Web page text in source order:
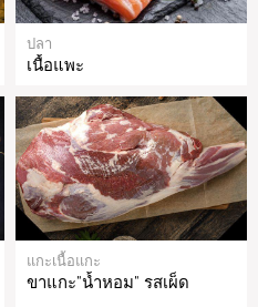
ปลา
เนื้อแพะ
แกะเนื้อแกะ
ขาแกะ"น้ำหอม" รสเผ็ด